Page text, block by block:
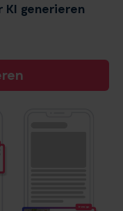
generieren